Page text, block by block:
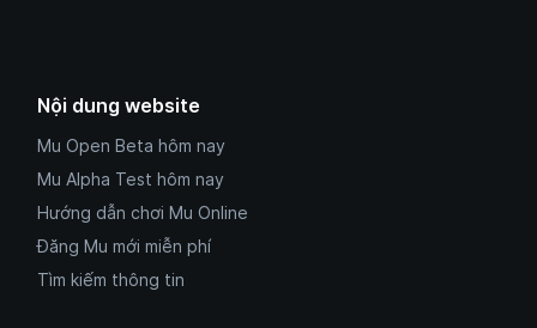
Nội dung website
Mu Open Beta hôm nay
Mu Alpha Test hôm nay
Hướng dẫn chơi Mu Online
Đăng Mu mới miễn phí
Tìm kiếm thông tin